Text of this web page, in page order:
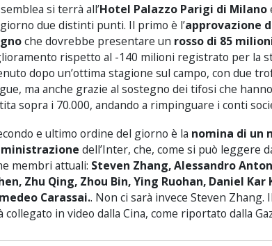
si terrà all’Hotel Palazzo Parigi di Milano
due distinti punti. Il primo è l’approvazione
che dovrebbe presentare un rosso di 85
rispetto al -140 milioni registrato per la
dopo un’ottima stagione sul campo, con due
ma anche grazie al sostegno dei tifosi che
sopra i 70.000, andando a rimpinguare i conti
e ultimo ordine del giorno è la nomina di un
dell’Inter, che, come si può leggere
membri attuali: Steven Zhang, Alessandro
Zhu Qing, Zhou Bin, Ying Ruohan, Daniel
Carassai.. Non ci sarà invece Steven
collegato in video dalla Cina, come riportato dalla